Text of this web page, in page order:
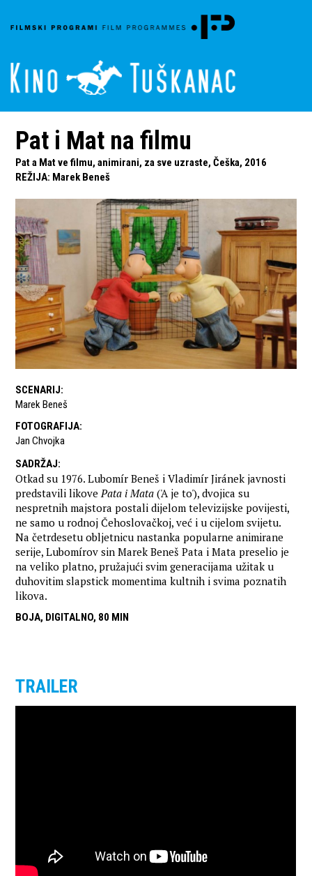
Pat i Mat na filmu
Pat a Mat ve filmu, animirani, za sve uzraste, Češka, 2016
REŽIJA: Marek Beneš
SCENARIJ:
Marek Beneš
FOTOGRAFIJA:
Jan Chvojka
SADRŽAJ:
Otkad su 1976. Lubomír Beneš i Vladimír Jiránek javnosti
predstavili likovePata i Mata ('A je to'), dvojica su
nespretnih majstora postali dijelom televizijske povijesti,
ne samo u rodnoj Čehoslovačkoj, već i u cijelom svijetu.
Na četrdesetu obljetnicu nastanka popularne animirane
serije, Lubomírov sin Marek Beneš Pata i Mata preselio je
na veliko platno, pružajući svim generacijama užitak u
duhovitim slapstick momentima kultnih i svima poznatih
likova.
BOJA, DIGITALNO, 80 MIN
TRAILER